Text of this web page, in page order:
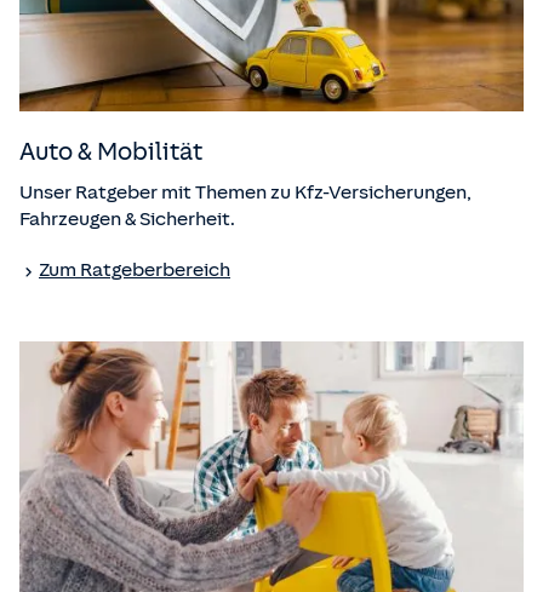
Auto & Mobilität
Unser Ratgeber mit Themen zu Kfz-Versicherungen,
Fahrzeugen & Sicherheit.
Zum Ratgeberbereich